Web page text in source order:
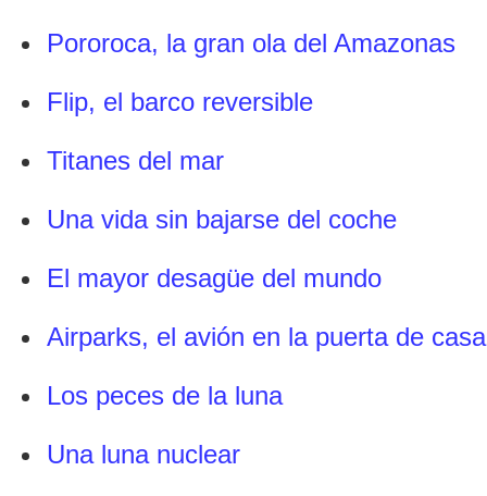
Pororoca, la gran ola del Amazonas
Flip, el barco reversible
Titanes del mar
Una vida sin bajarse del coche
El mayor desagüe del mundo
Airparks, el avión en la puerta de casa
Los peces de la luna
Una luna nuclear